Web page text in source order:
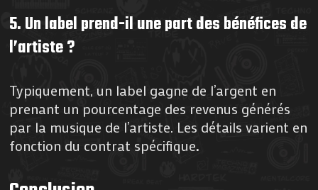
5. Un label prend-il une part des bénéfices de
l’artiste ?
Typiquement, un label gagne de l’argent en
prenant un pourcentage des revenus générés
par la musique de l’artiste. Les détails varient en
fonction du contrat spécifique.